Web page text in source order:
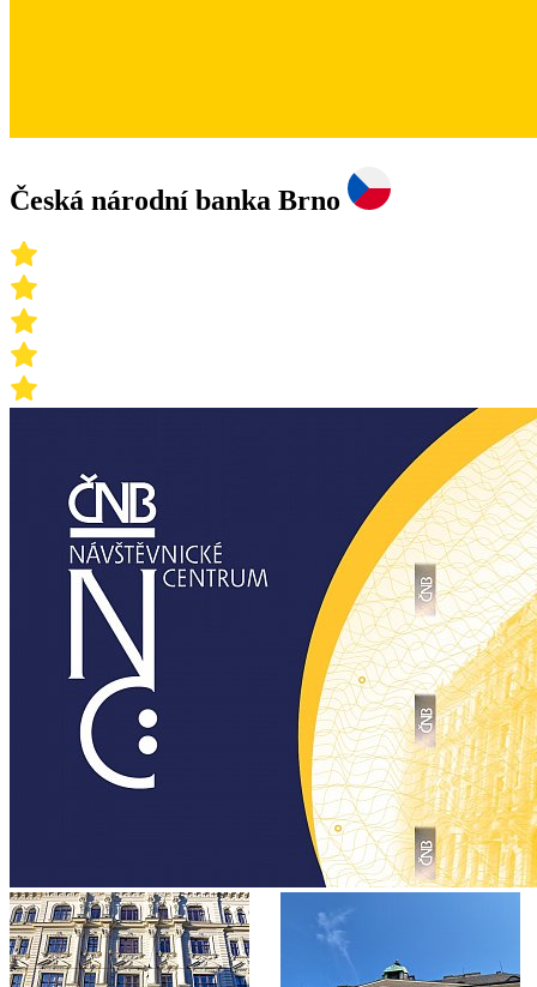
Česká národní banka Brno